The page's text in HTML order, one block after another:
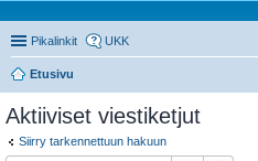
Pikalinkit UKK
Etusivu
Aktiiviset viestiketjut
Siirry tarkennettuun hakuun